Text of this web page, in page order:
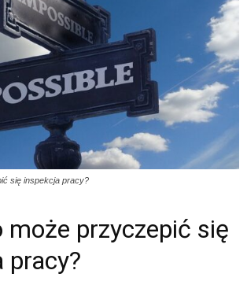
się inspekcja pracy?
może przyczepić się
pracy?